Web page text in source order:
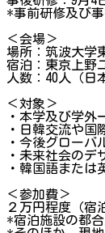
*事前研修及び
＜会場＞
場所：筑波大学
宿泊：東京上野
人数：40人（
＜対象＞
・本学及び学外
・日韓交流や国
・今後グローバ
・未来社会のデ
・韓国語または
＜参加費＞
２万円程度（宿
*宿泊施設の都